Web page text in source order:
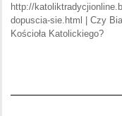
http://
dopuscia-sie.html | Czy
Kościoła Katolickiego?